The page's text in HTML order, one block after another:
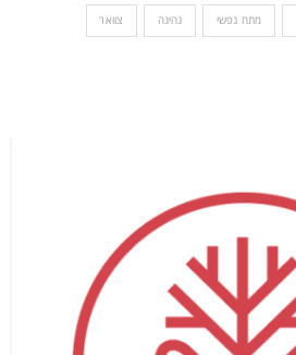
מתח נפשי נהיגה צוואר